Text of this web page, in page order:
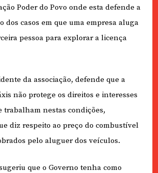
Poder do Povo onde esta defende a
dos casos em que uma empresa aluga
pessoa para explorar a licença
da associação, defende que a
não protege os direitos e interesses
trabalham nestas condições,
diz respeito ao preço do combustível
pelo aluguer dos veículos.
que o Governo tenha como